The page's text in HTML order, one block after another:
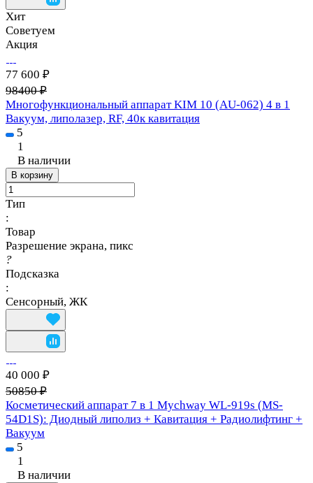
Хит
Советуем
Акция
77 600 ₽
98400 ₽
Многофункциональный аппарат KIM 10 (AU-062) 4 в 1
Вакуум, липолазер, RF, 40к кавитация
5
1
В наличии
В корзину
Тип
:
Товар
Разрешение экрана, пикс
?
Подсказка
:
Сенсорный, ЖК
40 000 ₽
50850 ₽
Косметический аппарат 7 в 1 Mychway WL-919s (MS-
54D1S): Диодный липолиз + Кавитация + Радиолифтинг +
Вакуум
5
1
В наличии